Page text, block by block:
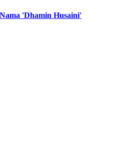
'Dhamin Husaini'